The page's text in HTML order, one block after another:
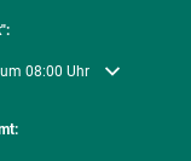
auszublenden
08:00 Uhr